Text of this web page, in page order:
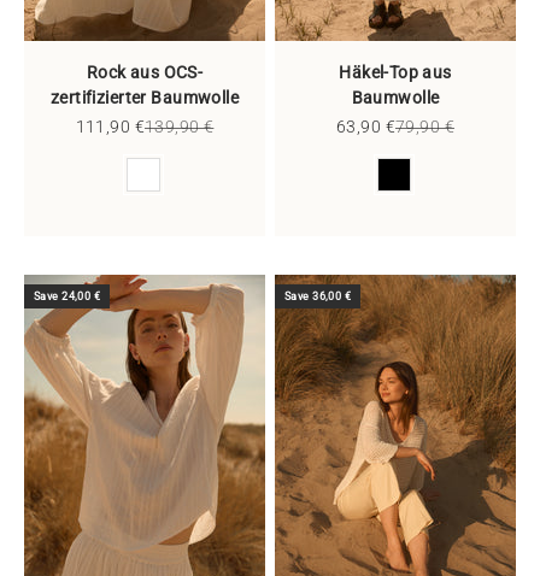
Rock aus OCS-
zertifizierter Baumwolle
Sale price
111,90 €Regular price
139,90 €
Häkel-Top aus
Baumwolle
Sale price
63,90 €Regular price
79,90 €
Save 24,00 € Save 36,00 €